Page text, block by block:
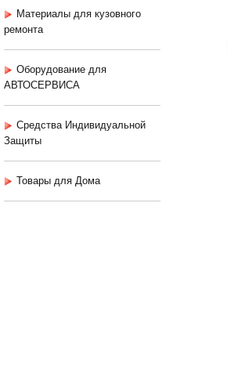
Материалы для кузовного
ремонта
Оборудование для
АВТОСЕРВИСА
Средства Индивидуальной
Защиты
Товары для Дома